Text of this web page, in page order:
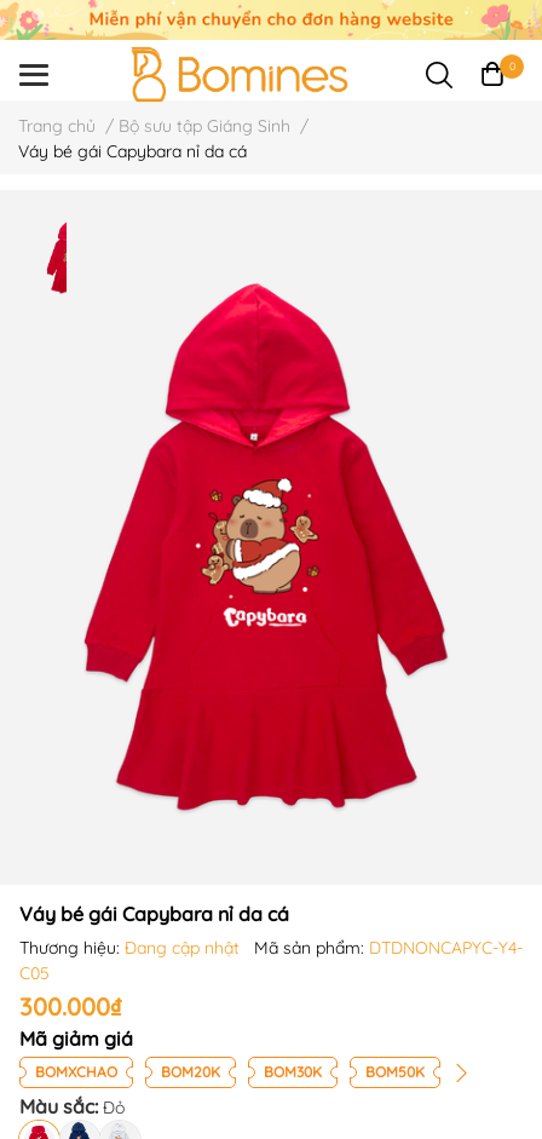
0
Trang chủ / Bộ sưu tập Giáng Sinh /
Váy bé gái Capybara nỉ da cá
Váy bé gái Capybara nỉ da cá
Thương hiệu: Đang cập nhật Mã sản phẩm: DTDNONCAPYC-Y4-
C05
300.000₫
Mã giảm giá
BOMXCHAO BOM20K BOM30K BOM50K
Màu sắc:Đỏ